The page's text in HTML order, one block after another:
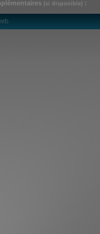
(si disponible) :